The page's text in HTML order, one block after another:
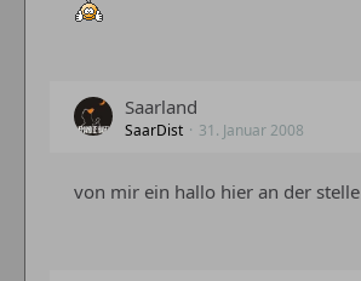
Saarland
SaarDist 31. Januar 2008
von mir ein hallo hier an der stelle